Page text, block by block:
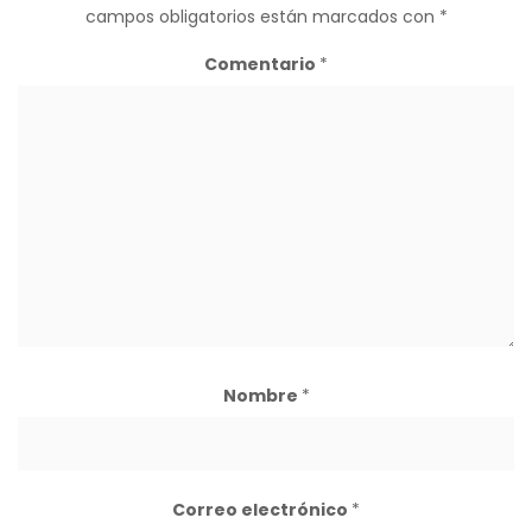
campos obligatorios están marcados con *
Comentario *
Nombre *
Correo electrónico *